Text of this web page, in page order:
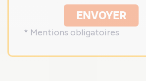
ENVOYER
* Mentions obligatoires